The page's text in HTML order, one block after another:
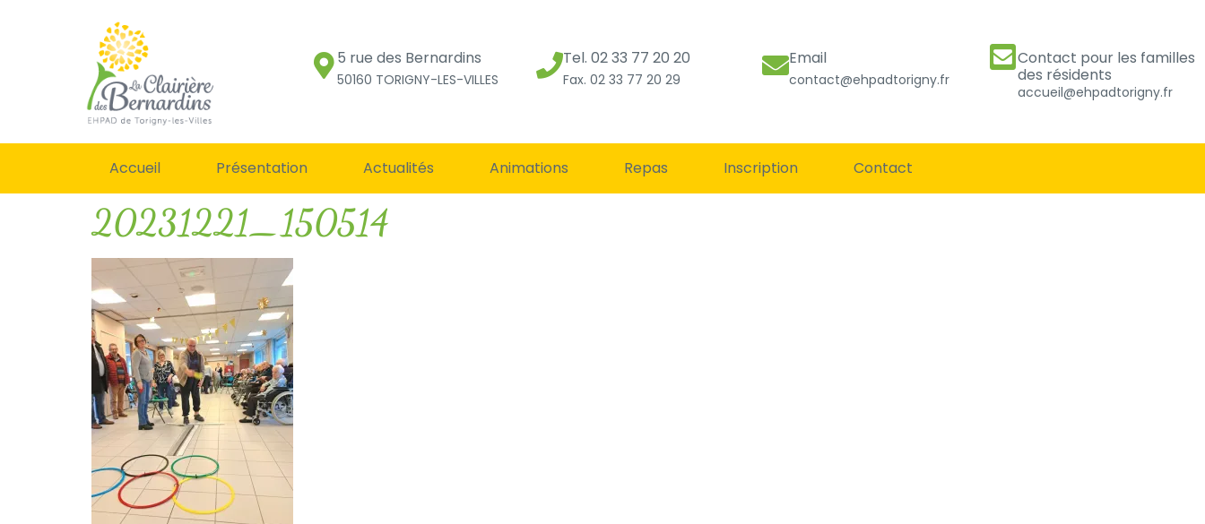
5 rue des Bernardins
50160 TORIGNY-LES-VILLES
Tel. 02 33 77 20 20
Fax. 02 33 77 20 29
Email
contact@ehpadtorigny.fr
Contact pour les familles
des résidents
accueil@ehpadtorigny.fr
Accueil Présentation Actualités Animations Repas Inscription Contact
20231221_150514